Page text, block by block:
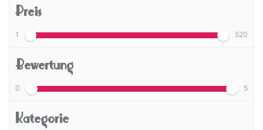
Preis
1 520
Bewertung
0 5
Kategorie